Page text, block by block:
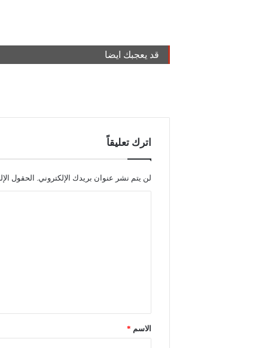
قد يعجبك ايضا
اترك تعليقاً
لن يتم نشر عنوان بريدك الإلكتروني. الحقول
*
الاسم *